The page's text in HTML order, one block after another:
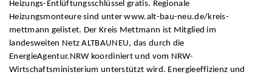
Heizungs-Entlüftungsschlüssel gratis. Regionale
Heizungsmonteure sind unter www.alt-bau-neu.de/kreis-
mettmann gelistet. Der Kreis Mettmann ist Mitglied im
landesweiten Netz ALTBAUNEU, das durch die
EnergieAgentur.NRW koordiniert und vom NRW-
Wirtschaftsministerium unterstützt wird. Energieeffizienz und